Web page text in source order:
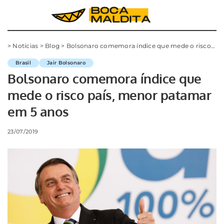
> Notícias > Blog > Bolsonaro comemora índice que mede o risco país, menor patamar em 5 anos
Brasil Jair Bolsonaro
Bolsonaro comemora índice que
mede o risco país, menor patamar
em 5 anos
23/07/2019